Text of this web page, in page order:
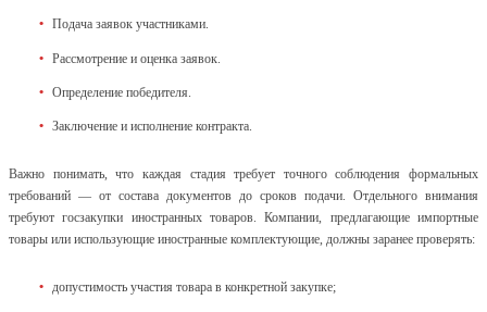
Подача заявок участниками.
Рассмотрение и оценка заявок.
Определение победителя.
Заключение и исполнение контракта.
Важно понимать, что каждая стадия требует точного соблюдения формальных
требований — от состава документов до сроков подачи. Отдельного внимания
требуют госзакупки иностранных товаров. Компании, предлагающие импортные
товары или использующие иностранные комплектующие, должны заранее проверять:
допустимость участия товара в конкретной закупке;